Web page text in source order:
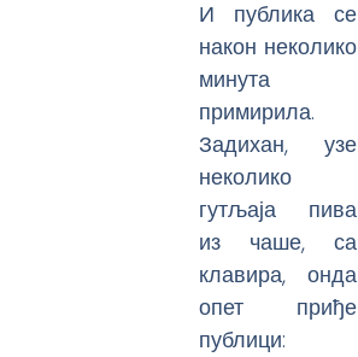
И публика се
након неколико
минута
примирила.
Задихан, узе
неколико
гутљаја пива
из чаше, са
клавира, онда
опет приђе
публици: